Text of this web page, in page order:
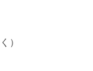
）